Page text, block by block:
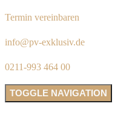
Termin vereinbaren
info@pv-exklusiv.de
0211-993 464 00
TOGGLE NAVIGATION